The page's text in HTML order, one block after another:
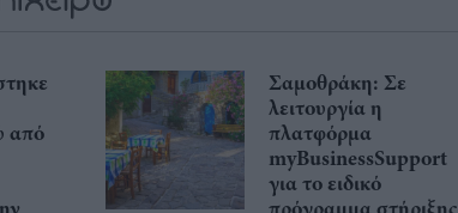
από
Σαμοθράκη: Σε
λειτουργία η
πλατφόρμα
myBusinessSupport
για το ειδικό